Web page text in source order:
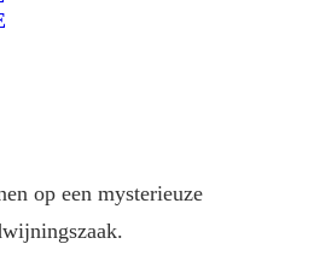
een spannend avontuur? In
gaan teams aan de slag
spannende en uitdagende
op een mysterieuze